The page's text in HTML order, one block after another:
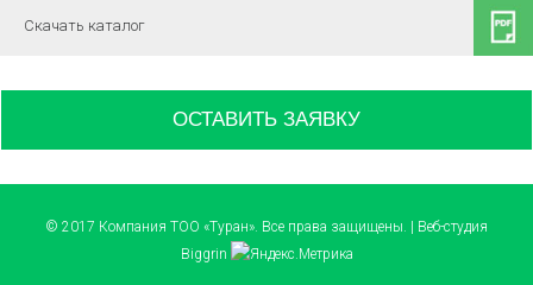
Скачать каталог
ОСТАВИТЬ ЗАЯВКУ
© 2017 Компания ТОО «Туран». Все права защищены. | Веб-студия
Biggrin